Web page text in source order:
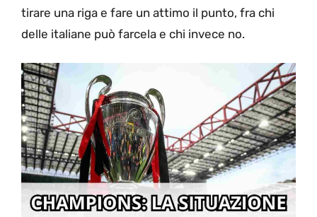
tirare una riga e fare un attimo il punto, fra chi
delle italiane può farcela e chi invece no.